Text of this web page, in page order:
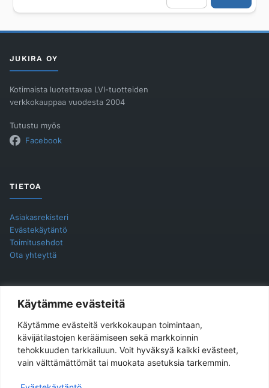
Käytämme evästeitä
Käytämme evästeitä verkkokaupan toimintaan,
kävijätilastojen keräämiseen sekä markkoinnin
tehokkuuden tarkkailuun. Voit hyväksyä kaikki evästeet,
vain välttämättömät tai muokata asetuksia tarkemmin.
1027FS
JUKIRA OY
Kotimaista luotettavaa LVI-tuotteiden
verkkokauppaa vuodesta 2004
Tutustu myös
Facebook
TIETOA
Asiakasrekisteri
Evästekäytäntö
Toimitusehdot
Ota yhteyttä
YHTEYSTIEDOT
Jukira Oy
Haarlankatu 4 B 2
33230 Tampere